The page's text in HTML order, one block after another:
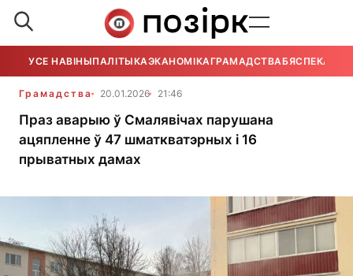
УСЕ НАВІНЫПАЛІТЫКАЭКАНОМІКАГРАМАДСТВАБЯСПЕКА
Грамадства 20.01.2026 21:46
Праз аварыю ў Смалявічах парушана
ацяпленне ў 47 шматкватэрных і 16
прыватных дамах